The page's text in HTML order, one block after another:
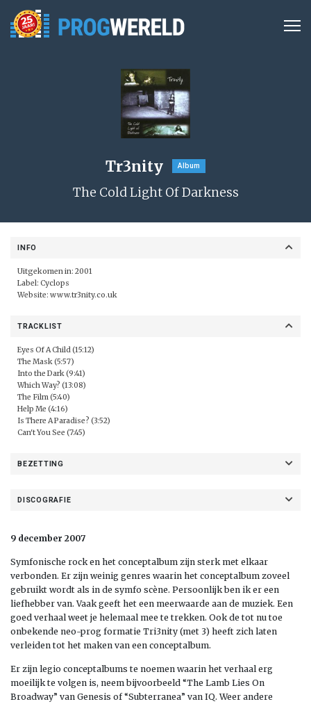
Tr3nity Album
The Cold Light Of Darkness
INFO
Uitgekomen in: 2001
Label: Cyclops
Website: www.tr3nity.co.uk
TRACKLIST
Eyes Of A Child (15:12)
The Mask (5:57)
Into the Dark (9:41)
Which Way? (13:08)
The Film (5:40)
Help Me (4:16)
Is There A Paradise? (3:52)
Can't You See (7:45)
BEZETTING
DISCOGRAFIE
9 december 2007
Symfonische rock en het conceptalbum zijn sterk met elkaar
verbonden. Er zijn weinig genres waarin het conceptalbum zoveel
gebruikt wordt als in de symfo scène. Persoonlijk ben ik er een
liefhebber van. Vaak geeft het een meerwaarde aan de muziek. Een
goed verhaal weet je helemaal mee te trekken. Ook de tot nu toe
onbekende neo-prog formatie Tri3nity (met 3) heeft zich laten
verleiden tot het maken van een conceptalbum.
Er zijn legio conceptalbums te noemen waarin het verhaal erg
moeilijk te volgen is, neem bijvoorbeeld “The Lamb Lies On
Broadway” van Genesis of “Subterranea” van IQ. Weer andere